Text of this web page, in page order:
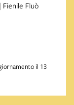
Fienile Fluò
il 13